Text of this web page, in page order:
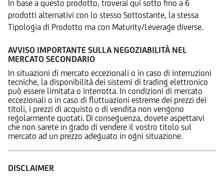
In base a questo prodotto, troverai qui sotto fino a 6
prodotti alternativi con lo stesso Sottostante, la stessa
Tipologia di Prodotto ma con Maturity/Leverage diverse.
AVVISO IMPORTANTE SULLA NEGOZIABILITÀ NEL
MERCATO SECONDARIO
In situazioni di mercato eccezionali o in caso di interruzioni
tecniche, la disponibilità dei sistemi di trading elettronico
può essere limitata o interrotta. In condizioni di mercato
eccezionali o in caso di fluttuazioni estreme dei prezzi dei
titoli, i prezzi di acquisto o di vendita non vengono
regolarmente quotati. Di conseguenza, dovete aspettarvi
che non sarete in grado di vendere il vostro titolo sul
mercato ad un prezzo adeguato in ogni situazione.
DISCLAIMER